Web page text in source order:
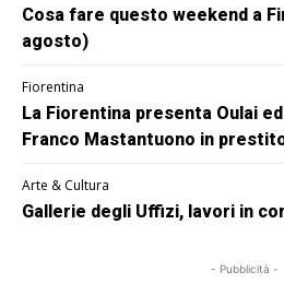
Cosa fare questo weekend a
agosto)
Fiorentina
La Fiorentina presenta Oulai
Franco Mastantuono in
Arte & Cultura
Gallerie degli Uffizi, lavori in
- Pubblicità -